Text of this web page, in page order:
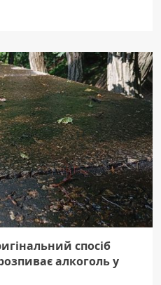
спосіб
алкоголь у